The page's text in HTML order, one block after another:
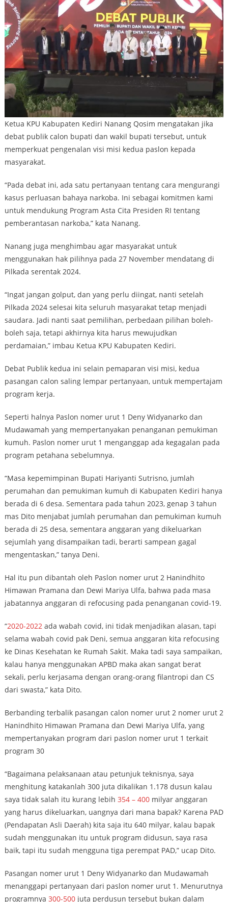
Ketua KPU Kabupaten Kediri Nanang Qosim mengatakan jika
debat publik calon bupati dan wakil bupati tersebut, untuk
memperkuat pengenalan visi misi kedua paslon kepada
masyarakat.
“Pada debat ini, ada satu pertanyaan tentang cara mengurangi
kasus perluasan bahaya narkoba. Ini sebagai komitmen kami
untuk mendukung Program Asta Cita Presiden RI tentang
pemberantasan narkoba,” kata Nanang.
Nanang juga menghimbau agar masyarakat untuk
menggunakan hak pilihnya pada 27 November mendatang di
Pilkada serentak 2024.
“Ingat jangan golput, dan yang perlu diingat, nanti setelah
Pilkada 2024 selesai kita seluruh masyarakat tetap menjadi
saudara. Jadi nanti saat pemilihan, perbedaan pilihan boleh-
boleh saja, tetapi akhirnya kita harus mewujudkan
perdamaian,” imbau Ketua KPU Kabupaten Kediri.
Debat Publik kedua ini selain pemaparan visi misi, kedua
pasangan calon saling lempar pertanyaan, untuk mempertajam
program kerja.
Seperti halnya Paslon nomer urut 1 Deny Widyanarko dan
Mudawamah yang mempertanyakan penanganan pemukiman
kumuh. Paslon nomer urut 1 menganggap ada kegagalan pada
program petahana sebelumnya.
“Masa kepemimpinan Bupati Hariyanti Sutrisno, jumlah
perumahan dan pemukiman kumuh di Kabupaten Kediri hanya
berada di 6 desa. Sementara pada tahun 2023, genap 3 tahun
mas Dito menjabat jumlah perumahan dan pemukiman kumuh
berada di 25 desa, sementara anggaran yang dikeluarkan
sejumlah yang disampaikan tadi, berarti sampean gagal
mengentaskan,” tanya Deni.
Hal itu pun dibantah oleh Paslon nomer urut 2 Hanindhito
Himawan Pramana dan Dewi Mariya Ulfa, bahwa pada masa
jabatannya anggaran di refocusing pada penanganan covid-19.
“2020-2022 ada wabah covid, ini tidak menjadikan alasan, tapi
selama wabah covid pak Deni, semua anggaran kita refocusing
ke Dinas Kesehatan ke Rumah Sakit. Maka tadi saya sampaikan,
kalau hanya menggunakan APBD maka akan sangat berat
sekali, perlu kerjasama dengan orang-orang filantropi dan CS
dari swasta,” kata Dito.
Berbanding terbalik pasangan calon nomer urut 2 nomer urut 2
Hanindhito Himawan Pramana dan Dewi Mariya Ulfa, yang
mempertanyakan program dari paslon nomer urut 1 terkait
program 30
“Bagaimana pelaksanaan atau petunjuk teknisnya, saya
menghitung katakanlah 300 juta dikalikan 1.178 dusun kalau
saya tidak salah itu kurang lebih 354 – 400milyar anggaran
yang harus dikeluarkan, uangnya dari mana bapak? Karena PAD
(Pendapatan Asli Daerah) kita saja itu 640 milyar, kalau bapak
sudah menggunakan itu untuk program didusun, saya rasa
baik, tapi itu sudah mengguna tiga perempat PAD,” ucap Dito.
Pasangan nomer urut 1 Deny Widyanarko dan Mudawamah
menanggapi pertanyaan dari paslon nomer urut 1. Menurutnya
programnya 300-500juta perdusun tersebut bukan dalam